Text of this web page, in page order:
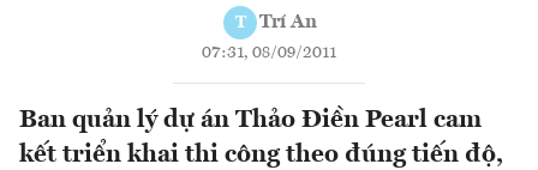
T Trí An
07:31, 08/09/2011
Ban quản lý dự án Thảo Điền Pearl cam
kết triển khai thi công theo đúng tiến độ,